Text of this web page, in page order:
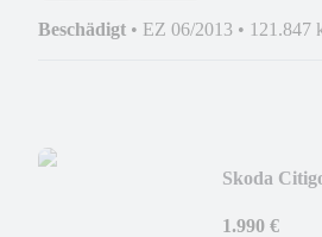
Beschädigt • EZ 06/2013 • 121.847
Skoda
1.990 €